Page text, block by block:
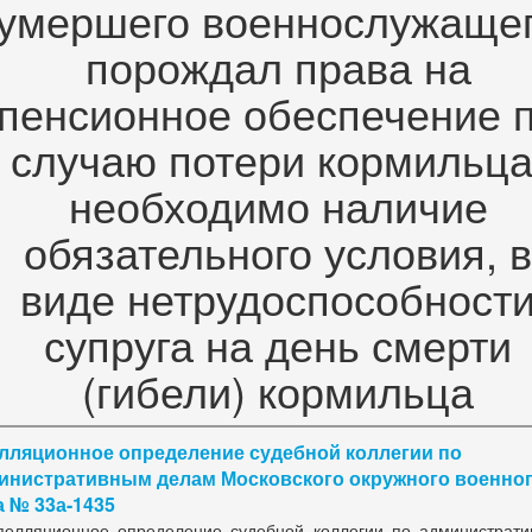
порождал права на
пенсионное обеспечение
случаю потери
необходимо наличие
обязательного условия, в
виде нетрудоспособности
супруга на день смерти
(гибели) кормильца
определение судебной коллегии по
делам Московского окружного
№ 33а-1435